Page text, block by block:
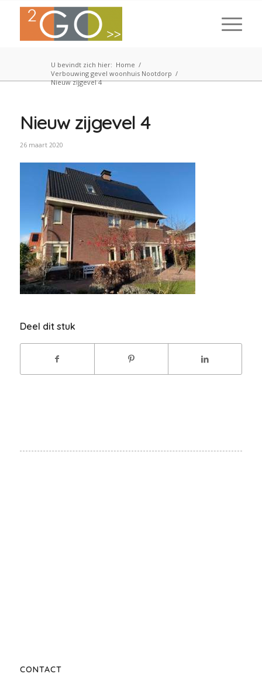
U bevindt zich hier: Home /
Verbouwing gevel woonhuis Nootdorp /
Nieuw zijgevel 4
Nieuw zijgevel 4
26 maart 2020
Deel dit stuk
CONTACT